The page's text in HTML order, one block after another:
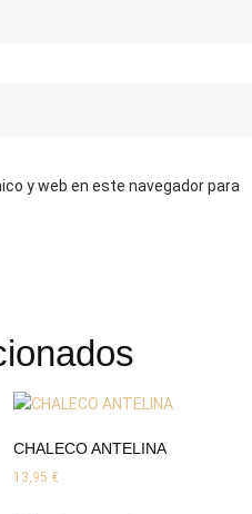
y web en este navegador para
CHALECO ANTELINA
13,95 €